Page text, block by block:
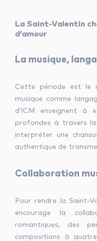
La Saint-Valentin
d’amour
La musique,
Cette période est le
musique comme
d’ICM enseignent à
profondes à travers la
interpréter une
authentique de
Collaboration
Pour rendre la Saint-
encourage la
romantiques, des
compositions à